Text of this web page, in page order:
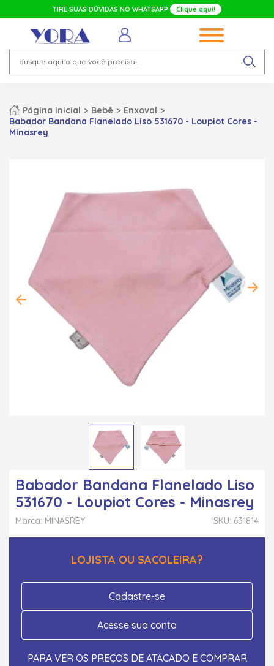
TIRE SUAS DÚVIDAS NO WHATSAPP Clique aqui!
Página inicial Bebê
Enxoval
Babador Bandana Flanelado Liso 531670 - Loupiot Cores -
Minasrey
Babador Bandana Flanelado Liso
531670 - Loupiot Cores - Minasrey
SKU: 631814
Marca: MINASREY
LOJISTA OU SACOLEIRA?
Cadastre-se
Acesse sua conta
PARA VER OS PREÇOS DE ATACADO E COMPRAR